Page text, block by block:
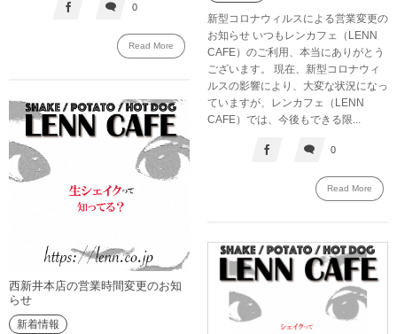
0
Read More
新型コロナウィルスによる営業変更の
お知らせ いつもレンカフェ（LENN
CAFE）のご利用、本当にありがとう
ございます。 現在、新型コロナウィ
ルスの影響により、大変な状況になっ
ていますが、レンカフェ（LENN
CAFE）では、今後もできる限...
0
Read More
西新井本店の営業時間変更のお知
らせ
新着情報